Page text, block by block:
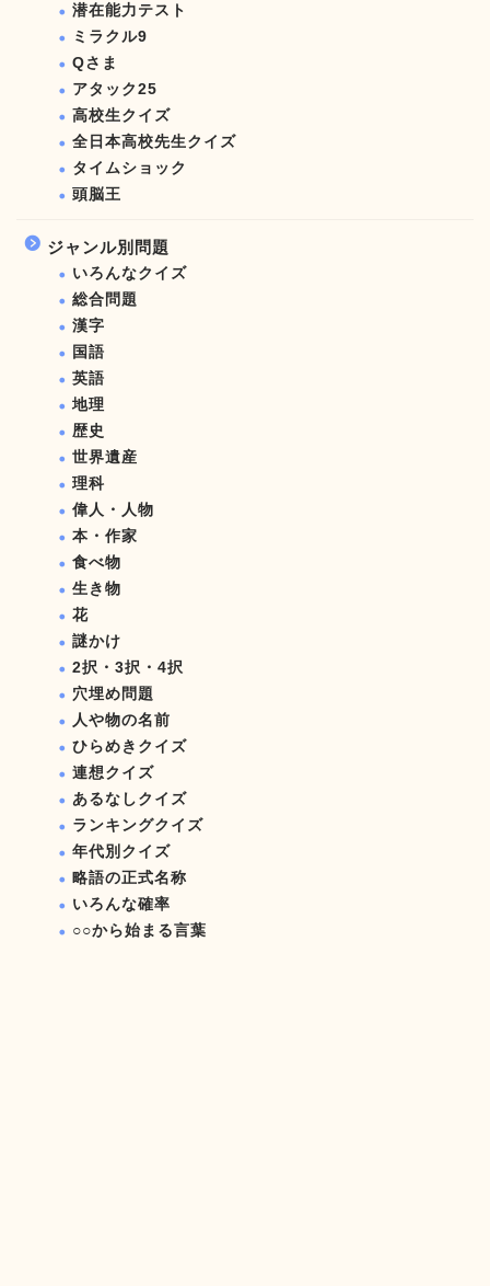
潜在能力テスト
ミラクル9
Qさま
アタック25
高校生クイズ
全日本高校先生クイズ
タイムショック
頭脳王
ジャンル別問題
いろんなクイズ
総合問題
漢字
国語
英語
地理
歴史
世界遺産
理科
偉人・人物
本・作家
食べ物
生き物
花
謎かけ
2択・3択・4択
穴埋め問題
人や物の名前
ひらめきクイズ
連想クイズ
あるなしクイズ
ランキングクイズ
年代別クイズ
略語の正式名称
いろんな確率
○○から始まる言葉